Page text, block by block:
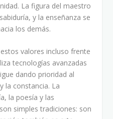
La figura del maestro
y la enseñanza se
los demás.
valores incluso frente
tecnologías avanzadas
dando prioridad al
la constancia. La
la poesía y las
simples tradiciones: son